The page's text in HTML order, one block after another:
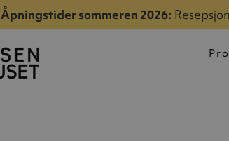
Åpningstider sommeren 2026: